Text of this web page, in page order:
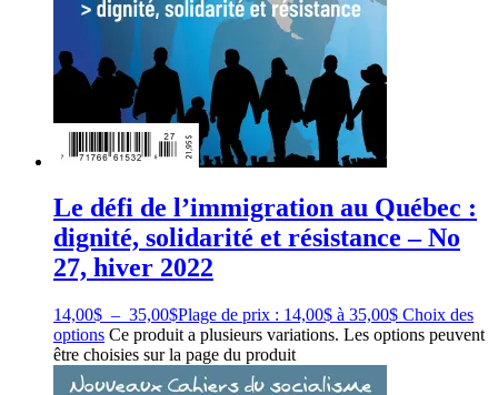
Le défi de l’immigration au Québec :
dignité, solidarité et résistance – No
27, hiver 2022
14,00$ – 35,00$Plage de prix : 14,00$ à 35,00$ Choix des
options Ce produit a plusieurs variations. Les options peuvent
être choisies sur la page du produit